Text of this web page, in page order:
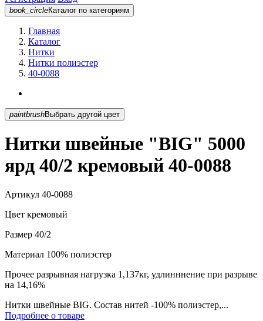
book_circleКаталог по категориям
Главная
Каталог
Нитки
Нитки полиэстер
40-0088
paintbrush Выбрать другой цвет
Нитки швейные "BIG" 5000
ярд 40/2 кремовый 40-0088
Артикул 40-0088
Цвет кремовый
Размер 40/2
Материал 100% полиэстер
Прочее разрывная нагрузка 1,137кг, удлинннение при разрыве
на 14,16%
Нитки швейные BIG. Состав нитей -100% полиэстер,...
Подробнее о товаре